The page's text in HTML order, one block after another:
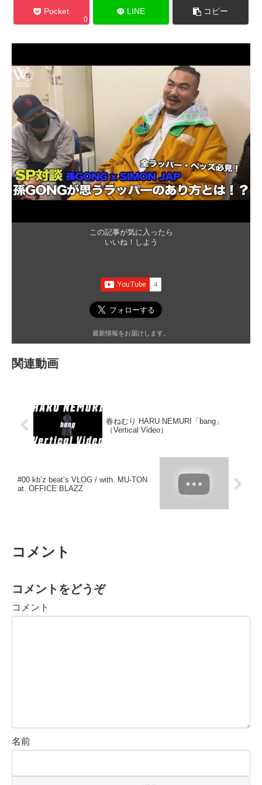
Pocket
0
LINE コピー
この記事が気に入ったら
いいね！しよう
最新情報をお届けします。
関連動画
春ねむり HARU NEMURI「bang」
（Vertical Video）
#00 kb’z beat’s VLOG / with. MU-TON
at. OFFICE BLAZZ
コメント
コメントをどうぞ
コメント
名前